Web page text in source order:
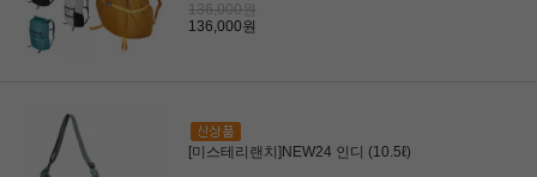
136,000원
136,000원
[미스테리랜치]NEW24 인디 (10.5ℓ)